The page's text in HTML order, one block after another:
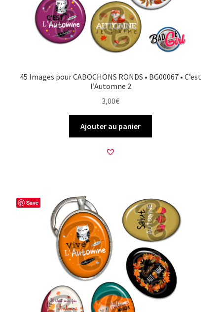
45 Images pour CABOCHONS RONDS • BG00067 • C’est
l’Automne 2
3,00€
Ajouter au panier
Save